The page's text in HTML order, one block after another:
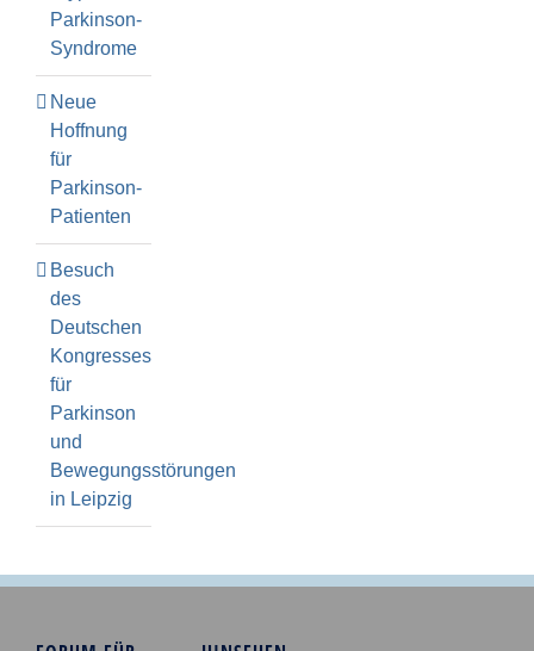
Parkinson-
Syndrome
Neue
Hoffnung
für
Parkinson-
Patienten
Besuch
des
Deutschen
Kongresses
für
Parkinson
und
Bewegungsstörungen
in Leipzig